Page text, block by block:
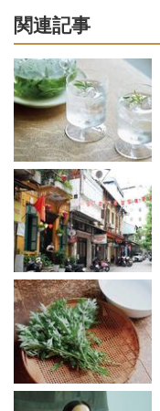
関連記事